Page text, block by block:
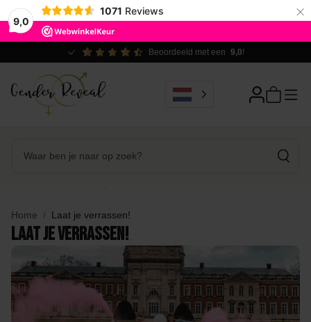
9,0
1071 Reviews ×
Beoordeeld met een 9,0!
Home Laat je verrassen!
Laat je verrassen!